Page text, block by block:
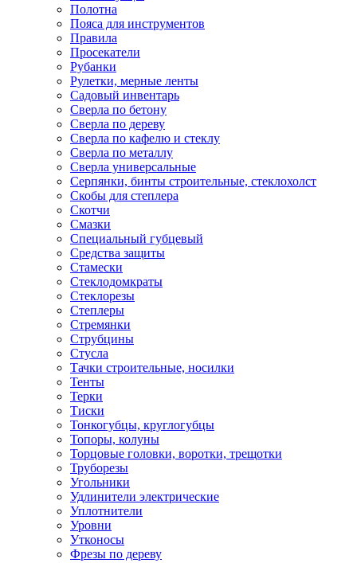
Полотна
Пояса для инструментов
Правила
Просекатели
Рубанки
Рулетки, мерные ленты
Садовый инвентарь
Сверла по бетону
Сверла по дереву
Сверла по кафелю и стеклу
Сверла по металлу
Сверла универсальные
Серпянки, бинты строительные, стеклохолст
Скобы для степлера
Скотчи
Смазки
Специальный губцевый
Средства защиты
Стамески
Стеклодомкраты
Стеклорезы
Степлеры
Стремянки
Струбцины
Стусла
Тачки строительные, носилки
Тенты
Терки
Тиски
Тонкогубцы, круглогубцы
Топоры, колуны
Торцовые головки, воротки, трещотки
Труборезы
Угольники
Удлинители электрические
Уплотнители
Уровни
Утконосы
Фрезы по дереву